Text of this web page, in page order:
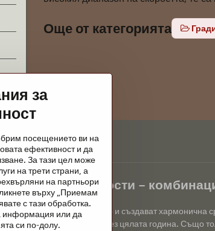
Още от категорията
принадлежности –
към всеки екстериор и създават
и здравословно езерце през цялата година. Също
за
посещението ви на
ефективност и да
За тази цел може
на трети страни, а
на партньори
върху „Приемам
с тази обработка.
информация или да
си по-долу.